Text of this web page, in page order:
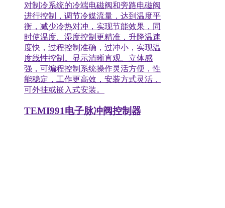
对制冷系统的冷端电磁阀和旁路电磁阀
进行控制，调节冷媒流量，达到温度平
衡，减少冷热对冲，实现节能效果，同
时使温度、湿度控制更精准，升降温速
度快，过程控制准确，过冲小，实现温
度线性控制。显示清晰直观、立体感
强，可编程控制系统操作灵活方便，性
能稳定，工作更高效，安装方式灵活，
可外挂或嵌入式安装。
TEMI991电子脉冲阀控制器